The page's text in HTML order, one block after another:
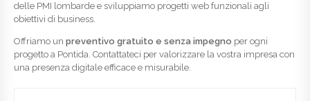
delle PMI lombarde e sviluppiamo progetti web funzionali agli
obiettivi di business.
Offriamo un preventivo gratuito e senza impegno per ogni
progetto a Pontida. Contattateci per valorizzare la vostra impresa con
una presenza digitale efficace e misurabile.